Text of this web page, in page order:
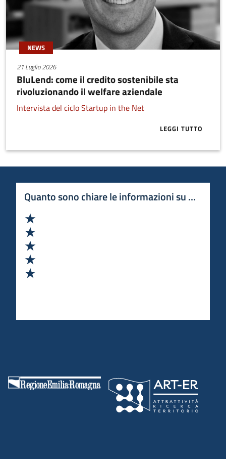
NEWS
21 Luglio 2026
BluLend: come il credito sostenibile sta
rivoluzionando il welfare aziendale
Intervista del ciclo Startup in the Net
LEGGI TUTTO
ABOUT
Quanto sono chiare le informazioni su questa